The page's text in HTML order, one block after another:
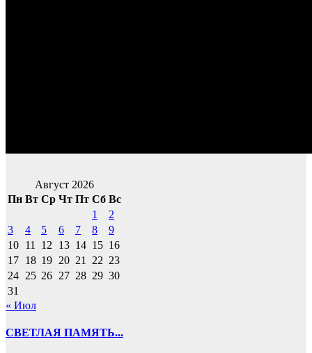
Август 2026
Пн Вт Ср Чт Пт Сб Вс
1
2
3
4 5 6 7 8
9
10 11 12 13 14 15 16
17 18 19 20 21 22 23
24 25 26 27 28 29 30
31
« Июл
СВЕТЛАЯ ПАМЯТЬ...